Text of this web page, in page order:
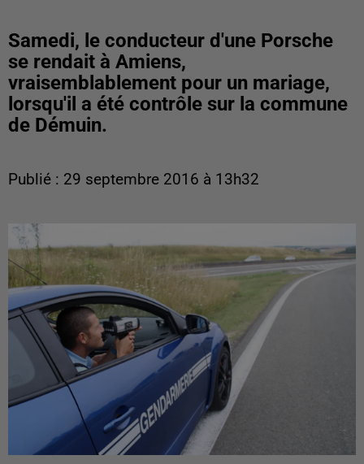
Samedi, le conducteur d'une Porsche
se rendait à Amiens,
vraisemblablement pour un mariage,
lorsqu'il a été contrôle sur la commune
de Démuin.
Publié : 29 septembre 2016 à 13h32